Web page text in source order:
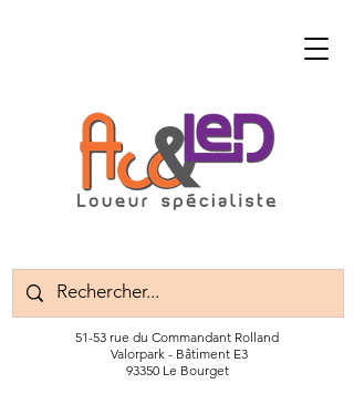
51-53 rue du Commandant Rolland
Valorpark - Bâtiment E3
93350 Le Bourget